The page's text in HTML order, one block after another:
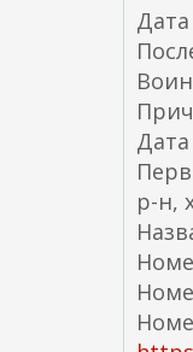
р-н,